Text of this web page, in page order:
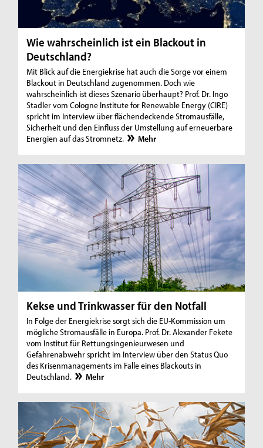
Wie wahrscheinlich ist ein Blackout in
Deutschland?
Mit Blick auf die Energiekrise hat auch die Sorge vor einem
Blackout in Deutschland zugenommen. Doch wie
wahrscheinlich ist dieses Szenario überhaupt? Prof. Dr. Ingo
Stadler vom Cologne Institute for Renewable Energy (CIRE)
spricht im Interview über flächendeckende Stromausfälle,
Sicherheit und den Einfluss der Umstellung auf erneuerbare
Energien auf das Stromnetz.
Mehr
Kekse und Trinkwasser für den Notfall
In Folge der Energiekrise sorgt sich die EU-Kommission um
mögliche Stromausfälle in Europa. Prof. Dr. Alexander Fekete
vom Institut für Rettungsingenieurwesen und
Gefahrenabwehr spricht im Interview über den Status Quo
des Krisenmanagements im Falle eines Blackouts in
Deutschland.
Mehr